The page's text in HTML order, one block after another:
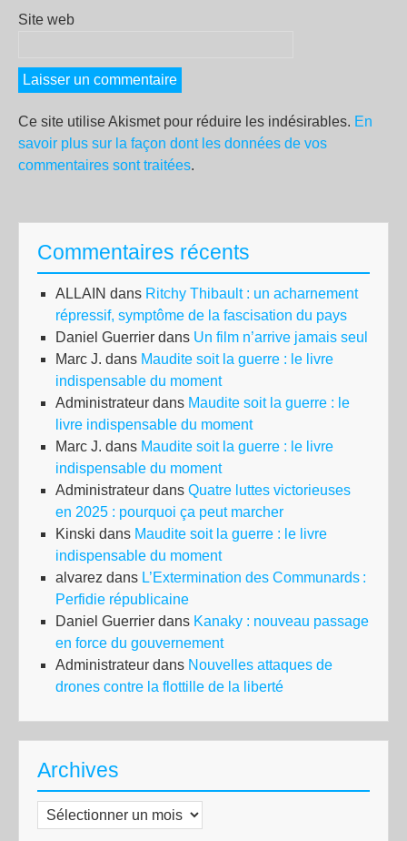
Site web
Ce site utilise Akismet pour réduire les indésirables. En
savoir plus sur la façon dont les données de vos
commentaires sont traitées.
Commentaires récents
ALLAIN dans Ritchy Thibault : un acharnement
répressif, symptôme de la fascisation du pays
Daniel Guerrier dans Un film n’arrive jamais seul
Marc J. dans Maudite soit la guerre : le livre
indispensable du moment
Administrateur dans Maudite soit la guerre : le
livre indispensable du moment
Marc J. dans Maudite soit la guerre : le livre
indispensable du moment
Administrateur dans Quatre luttes victorieuses
en 2025 : pourquoi ça peut marcher
Kinski dans Maudite soit la guerre : le livre
indispensable du moment
alvarez dans L’Extermination des Communards :
Perfidie républicaine
Daniel Guerrier dans Kanaky : nouveau passage
en force du gouvernement
Administrateur dans Nouvelles attaques de
drones contre la flottille de la liberté
Archives
Archives